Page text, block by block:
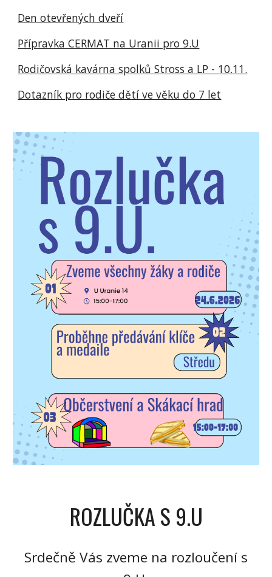
Den otevřených dveří
Přípravka CERMAT na Uranii pro 9.U
Rodičovská kavárna spolků Stross a LP - 10.11.
Dotazník pro rodiče dětí ve věku do 7 let
ROZLUČKA S 9.U
Srdečně Vás zveme na rozloučení s